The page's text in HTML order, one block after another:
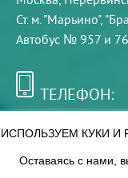
Ст. м. "Марьино",
Автобус № 957 и
ТЕЛЕФОН:
РЕЖИМ
ИСПОЛЬЗУЕМ КУКИ И
Оставаясь с нами,